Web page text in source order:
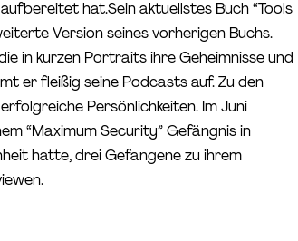
hat.Sein aktuellstes Buch “Tools
Version seines vorherigen Buchs.
in kurzen Portraits ihre Geheimnisse und
er fleißig seine Podcasts auf. Zu den
Persönlichkeiten. Im Juni
“Maximum Security” Gefängnis in
hatte, drei Gefangene zu ihrem